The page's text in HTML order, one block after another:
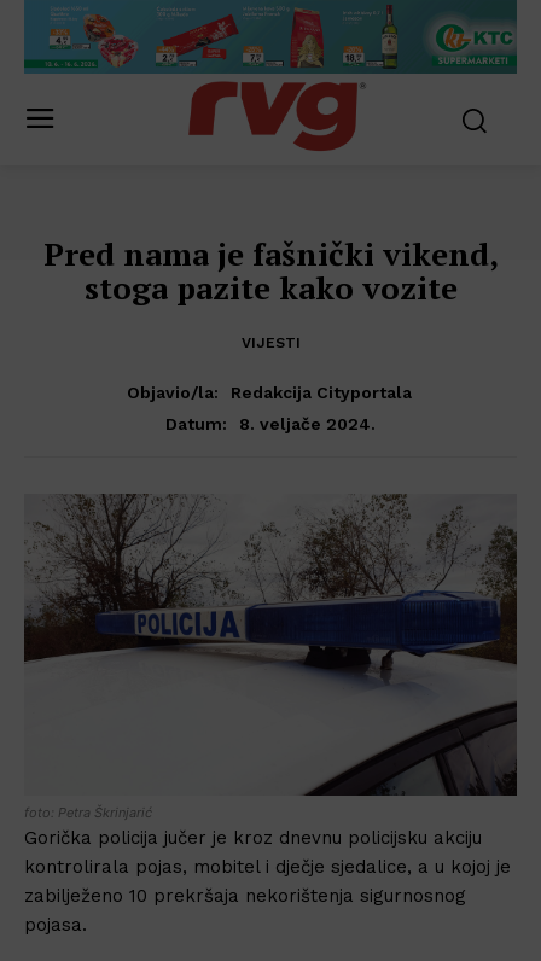
Pred nama je fašnički vikend,
stoga pazite kako vozite
VIJESTI
Objavio/la:
Redakcija Cityportala
Datum:
8. veljače 2024.
foto: Petra Škrinjarić
Gorička policija jučer je kroz dnevnu policijsku akciju
kontrolirala pojas, mobitel i dječje sjedalice, a u kojoj je
zabilježeno 10 prekršaja nekorištenja sigurnosnog
pojasa.